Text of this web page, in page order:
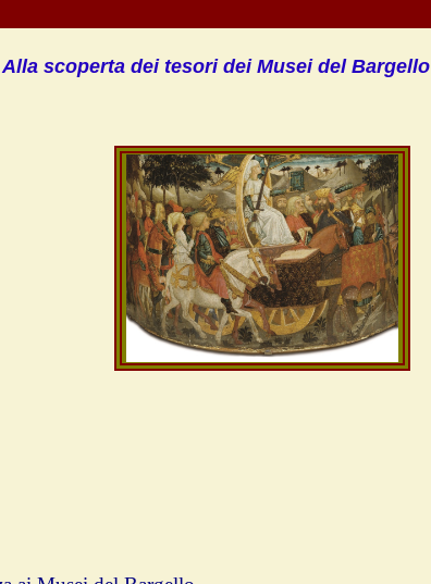
Alla scoperta dei tesori dei Musei del Bargello